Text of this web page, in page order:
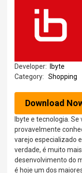
Developer:
Ibyte
Category:
Shopping
Download
Ibyte e tecnologia.
provavelmente
varejo especializado
verdade, é muito
desenvolvimento do
é hoje um dos